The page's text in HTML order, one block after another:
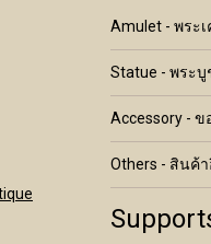
Amulet - พระเ
Statue - พระบู
Accessory - ข
Others - สินค้